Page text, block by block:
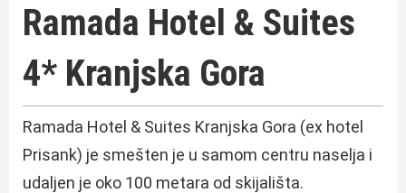
Ramada Hotel & Suites
4* Kranjska Gora
Ramada Hotel & Suites Kranjska Gora (ex hotel
Prisank) je smešten je u samom centru naselja i
udaljen je oko 100 metara od skijališta.